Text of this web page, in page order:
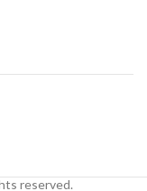
reserved.